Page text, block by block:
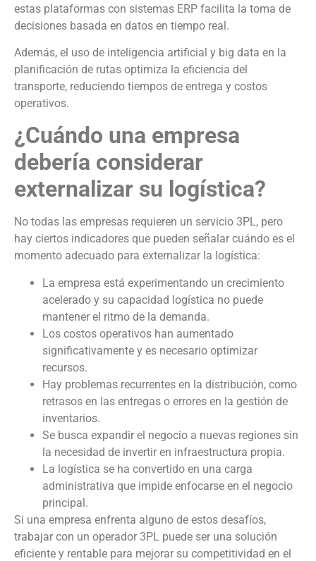
estas plataformas con sistemas ERP facilita la toma de
decisiones basada en datos en tiempo real.
Además, el uso de inteligencia artificial y big data en la
planificación de rutas optimiza la eficiencia del
transporte, reduciendo tiempos de entrega y costos
operativos.
¿Cuándo una empresa
debería considerar
externalizar su logística?
No todas las empresas requieren un servicio 3PL, pero
hay ciertos indicadores que pueden señalar cuándo es el
momento adecuado para externalizar la logística:
La empresa está experimentando un crecimiento
acelerado y su capacidad logística no puede
mantener el ritmo de la demanda.
Los costos operativos han aumentado
significativamente y es necesario optimizar
recursos.
Hay problemas recurrentes en la distribución, como
retrasos en las entregas o errores en la gestión de
inventarios.
Se busca expandir el negocio a nuevas regiones sin
la necesidad de invertir en infraestructura propia.
La logística se ha convertido en una carga
administrativa que impide enfocarse en el negocio
principal.
Si una empresa enfrenta alguno de estos desafíos,
trabajar con un operador 3PL puede ser una solución
eficiente y rentable para mejorar su competitividad en el